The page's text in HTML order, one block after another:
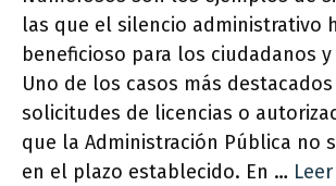
las que el silencio administrativo
beneficioso para los ciudadanos y
Uno de los casos más
solicitudes de licencias o
que la Administración Pública no
en el plazo establecido. En …